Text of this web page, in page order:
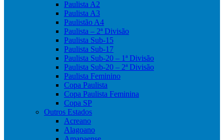
Paulista A2
Paulista A3
Paulistão A4
Paulista – 2ª Divisão
Paulista Sub-15
Paulista Sub-17
Paulista Sub-20 – 1ª Divisão
Paulista Sub-20 – 2ª Divisão
Paulista Feminino
Copa Paulista
Copa Paulista Feminina
Copa SP
Outros Estados
Acreano
Alagoano